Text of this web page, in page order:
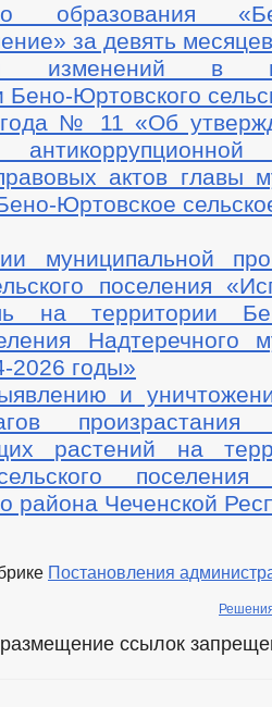
образования
за девять
изменений в
Юртовского
№ 11 «Об
актов главы
Юртовское
муниципальной
поселения
на территории
Надтеречного
2026 годы»
и
произрастания
растений на
поселения
района Чеченской
Постановления
ссылок